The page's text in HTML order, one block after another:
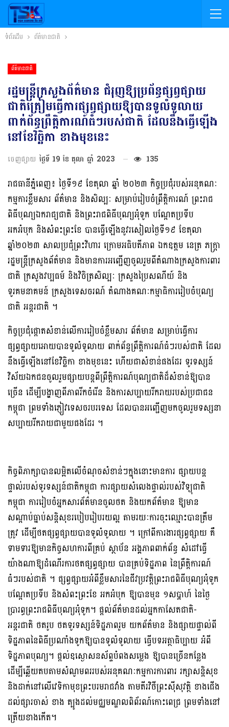
ទំព័រដើម ព័ត៌មានជាតិ
ព័ត៌មានជាតិ
រដ្ឋមន្ត្រីក្រសួងព័ត៌មាន ជំរុញឱ្យប្រព័ន្ធផ្សព្វផ្សាយ
ជាតិត្រៀមធ្វើការផ្សព្វផ្សាយឱ្យបានទូលំទូលាយ
ពាក់ព័ន្ធព្រឹត្តិការណ៍ធំៗរបស់ជាតិ ដែលនឹងធ្វើឡើង
នៅខែវិច្ឆិកា ខាងមុខនេះ
ចេញផ្សាយ ថ្ងៃទី 19 ខែ តុលា ឆ្នាំ 2023 135
រាជធានីភ្នំពេញ៖ ថ្ងៃទី១៩ ខែតុលា ឆ្នាំ ២០២៣ កិច្ចប្រជុំរបស់អនុគណៈ
កម្មការខ្លឹមសារ ព័ត៌មាន និងសិល្បៈ សម្រាប់រៀបចំព្រឹត្តិការណ៍ ព្រះរាជ
ពិធីបុណ្យឯករាជ្យជាតិ និងព្រះរាជពិធីបុណ្យអុំទូក បណ្តែតប្រទីប
អកអំបុក និងសំពះព្រះខែ បានធ្វើឡើងនូវរសៀលថ្ងៃទី១៩ ខែតុលា
ឆ្នាំ២០២៣ សាលប្រជុំព្រះវិហារ ក្រោមអធិបតីភាព ឯកឧត្តម នេត្រ ភក្ត្រា
រដ្ឋមន្ត្រីក្រសួងព័ត៌មាន និងមានការអញ្ជើញចូលរួមពីតំណាងក្រសួងការពារ
ជាតិ ក្រសួងវប្បធម៍ និងវិចិត្រសិល្បៈ ក្រសួងប្រៃសណីយ៍ និង
ទូរគមនាគមន៍ ក្រសួងទេសចរណ៍ តំណាងគណៈកម្មាធិការរៀបចំបុណ្យ
ជាតិ អន្តរជាតិ ។
កិច្ចប្រជុំផ្តោតសំខាន់លើការរៀបចំខ្លឹមសារ ព័ត៌មាន សម្រាប់ធ្វើការ
ផ្សព្វផ្សាយអោយបានទូលំទូលាយ ពាក់ព័ន្ធព្រឹត្តិការណ៍ធំៗរបស់ជាតិ ដែល
នឹងធ្វើឡើងនៅខែវិច្ឆិកា ខាងមុខនេះ ហើយជាសំខាន់ផងដែរ ទូរទស្សន៍
វិស័យឯកជនចូលរួមផ្សាយបន្តពីព្រឹត្តិការណ៍បុណ្យជាតិដ៏សំខាន់ឱ្យបាន
ច្រើន ដើម្បីបង្ហាញពីភាពរីកចំរើន និងការសប្បាយរីករាយរបស់ប្រជាជន
កម្ពុជា ព្រមទាំងភ្ញៀវទេសចរបរទេស ដែលបានអញ្ជើញមកចូលរួមទស្សនា
សប្បាយរីករាយជាមួយផងដែរ ។
កិច្ចពិភាក្សាបានលម្អិតលើចំណុចសំខាន់ៗក្នុងនោះមានការ ផ្សាយបន្ត
ផ្ទាល់របស់ទូរទស្សន៍ជាតិកម្ពុជា ការផ្សាយសំលេងផ្ទាល់របស់វិទ្យុជាតិ
កម្ពុជា ការរៀបចំអ្នកសារព័ត៌មានចូលថត និងយកព័ត៌មាន ឱ្យមាន
សណ្តាប់ធ្នាប់សន្តិសុខរបៀបរៀបរយល្អ តាមរយៈការចុះឈ្មោះបានត្រឹម
ត្រូវ ដើម្បីថតផ្សព្វផ្សាយបានទូលំទូលាយ ។ ក្រៅពីការងារផ្សព្វផ្សាយ គឺ
ទាមទារឱ្យមានកិច្ចសហការពីគ្រប់ ស្ថាប័ន អង្គភាពពាក់ព័ន្ធ សំដៅធ្វើ
យ៉ាងណាឱ្យដំណើរការថតផ្សព្វផ្សាយ បានគ្រប់ទិដ្ឋភាព នៃព្រឹត្តិការណ៍
ធំៗរបស់ជាតិ ។ ផ្សព្វផ្សាយអំពីខ្លឹមសារនៃជីវប្រវត្តិព្រះរាជពិធីបុណ្យអុំទូក
បណ្ដែតប្រទីប និងសំពះព្រះខែ អកអំបុក ឱ្យបានមុន ១សប្ដាហ៍ នៃថ្ងៃ
ប្រារព្ធព្រះរាជពិធីបុណ្យអុំទូក។ ផ្តល់ព័ត៌មានដល់អ្នកកាសែតជាតិ-
អន្តរជាតិ ថតរូប ថតទូរទស្សន៍ទិដ្ឋភាពរួម យកព័ត៌មាន និងផ្សាយផ្ទាល់ពី
ទិដ្ឋភាពនៃពិធីប្រណាំងទូកឱ្យបានទូលំទូលាយ ធ្វើបទអត្ថាធិប្បាយ អំពី
ទិដ្ឋភាពបុណ្យ។ ផ្តល់ឧស្ងោសនស័ព្ទបំពងសម្លេង ឱ្យបានច្រើនកន្លែង
ដើម្បីឆ្លើយតបតាមសំណូមពររបស់អនុគណៈកម្មការការពារ រក្សាសន្តិសុខ
និងដាក់នៅលើវេទិកាមុខព្រះបរមរាជវាំង តាមតីរវិថីព្រះស៊ីសុវត្ថិ ខាងជើង
ដល់ផ្សារចាស់ ខាង ត្បូងដល់មជ្ឈមណ្ឌលពិព័រណ៍កោះពេជ្រ ព្រមទាំងនៅ
ត្រើយខាងកើត។